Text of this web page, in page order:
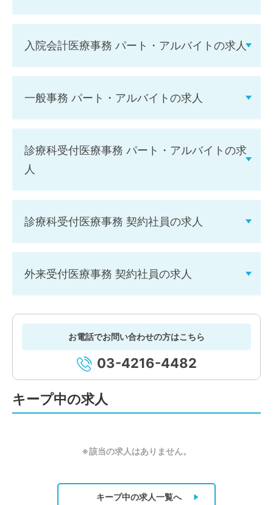
入院会計医療事務 パート・アルバイトの求人
一般事務 パート・アルバイトの求人
診療科受付医療事務 パート・アルバイトの求
人
診療科受付医療事務 契約社員の求人
外来受付医療事務 契約社員の求人
お電話でお問い合わせの方はこちら
03-4216-4482
キープ中の求人
※該当の求人はありません。
キープ中の求人一覧へ